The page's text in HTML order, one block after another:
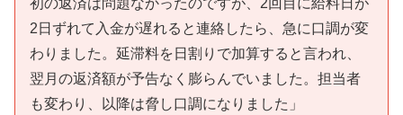
2日ずれて入金が遅れると連絡したら、急に口調が変
わりました。延滞料を日割りで加算すると言われ、
翌月の返済額が予告なく膨らんでいました。担当者
も変わり、以降は脅し口調になりました」